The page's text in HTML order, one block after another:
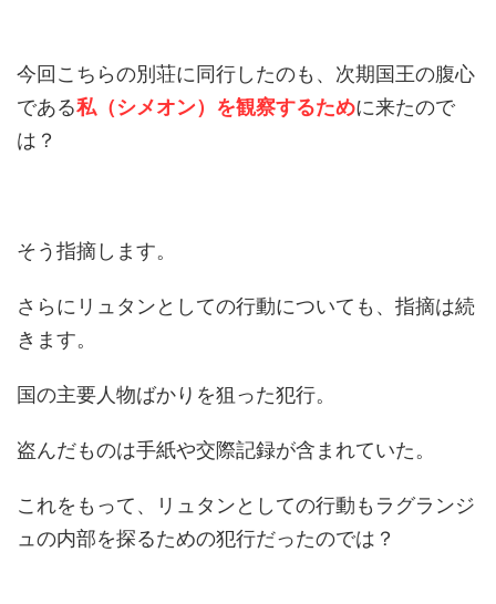
今回こちらの別荘に同行したのも、次期国王の腹心
である私（シメオン）を観察するために来たので
は？
そう指摘します。
さらにリュタンとしての行動についても、指摘は続
きます。
国の主要人物ばかりを狙った犯行。
盗んだものは手紙や交際記録が含まれていた。
これをもって、リュタンとしての行動もラグランジ
ュの内部を探るための犯行だったのでは？